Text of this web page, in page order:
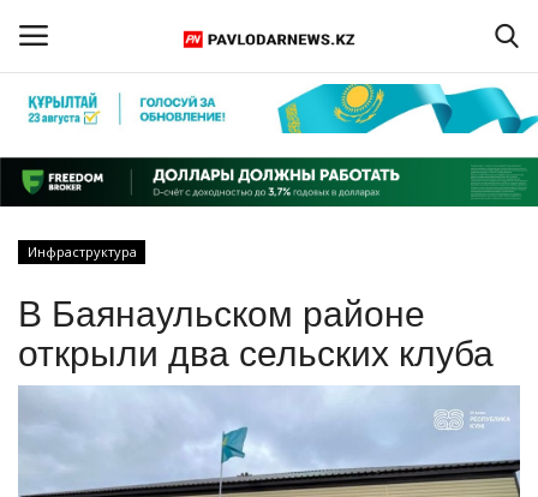
Регистрация
Главная
ПАВЛОДАРСКАЯ ОБЛАСТЬ
КАЗАХСТАН
МИР
Инфраструктура
В Баянаульском районе
открыли два сельских клуба